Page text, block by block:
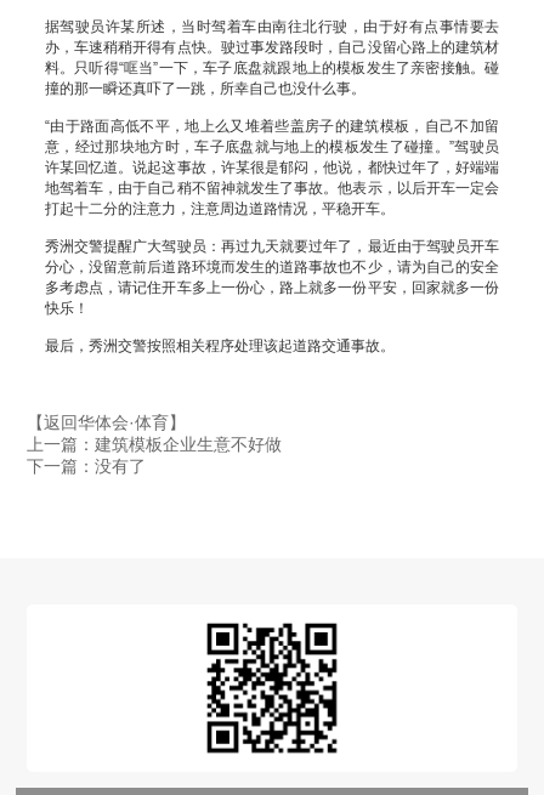
据驾驶员许某所述，当时驾着车由南往北行驶，由于好有点事情要去
办，车速稍稍开得有点快。驶过事发路段时，自己没留心路上的建筑材
料。只听得“哐当”一下，车子底盘就跟地上的模板发生了亲密接触。碰
撞的那一瞬还真吓了一跳，所幸自己也没什么事。
“由于路面高低不平，地上么又堆着些盖房子的建筑模板，自己不加留
意，经过那块地方时，车子底盘就与地上的模板发生了碰撞。”驾驶员
许某回忆道。说起这事故，许某很是郁闷，他说，都快过年了，好端端
地驾着车，由于自己稍不留神就发生了事故。他表示，以后开车一定会
打起十二分的注意力，注意周边道路情况，平稳开车。
秀洲交警提醒广大驾驶员：再过九天就要过年了，最近由于驾驶员开车
分心，没留意前后道路环境而发生的道路事故也不少，请为自己的安全
多考虑点，请记住开车多上一份心，路上就多一份平安，回家就多一份
快乐！
最后，秀洲交警按照相关程序处理该起道路交通事故。
【返回华体会·体育】
上一篇：建筑模板企业生意不好做
下一篇：没有了